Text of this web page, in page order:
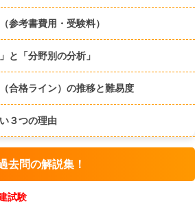
参考書費用・受験料）
と「分野別の分析」
合格ライン）の推移と難易度
３つの理由
去問の解説集！
試験